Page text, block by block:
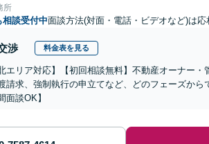
所
相談受付中面談方法(対面・電話・ビデオなど)は応
渉 料金表を見る
エリア対応】【初回相談無料】不動産オーナー
請求、強制執行の申立てなど、どのフェーズか
面談OK】